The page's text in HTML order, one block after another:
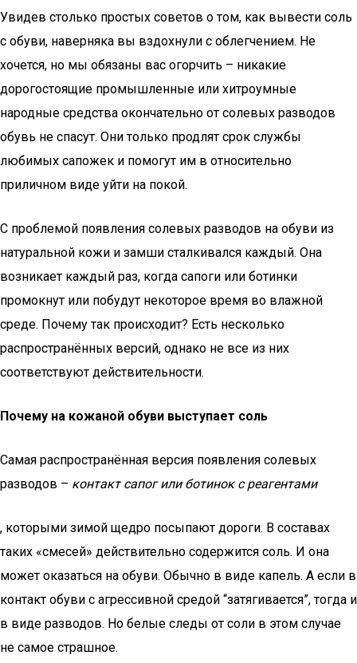
Увидев столько простых советов о том, как вывести соль
с обуви, наверняка вы вздохнули с облегчением. Не
хочется, но мы обязаны вас огорчить – никакие
дорогостоящие промышленные или хитроумные
народные средства окончательно от солевых разводов
обувь не спасут. Они только продлят срок службы
любимых сапожек и помогут им в относительно
приличном виде уйти на покой.
С проблемой появления солевых разводов на обуви из
натуральной кожи и замши сталкивался каждый. Она
возникает каждый раз, когда сапоги или ботинки
промокнут или побудут некоторое время во влажной
среде. Почему так происходит? Есть несколько
распространённых версий, однако не все из них
соответствуют действительности.
Почему на кожаной обуви выступает соль
Самая распространённая версия появления солевых
разводов – контакт сапог или ботинок с реагентами
, которыми зимой щедро посыпают дороги. В составах
таких «смесей» действительно содержится соль. И она
может оказаться на обуви. Обычно в виде капель. А если в
контакт обуви с агрессивной средой “затягивается”, тогда и
в виде разводов. Но белые следы от соли в этом случае
не самое страшное.